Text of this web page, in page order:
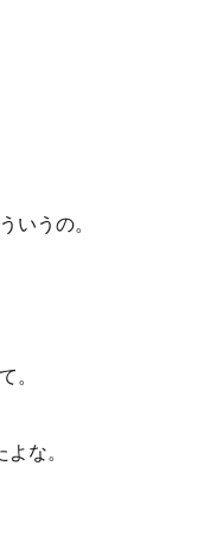
いうの。
。
な。